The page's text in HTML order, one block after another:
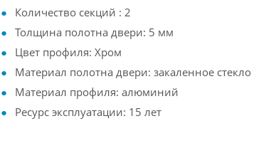
Количество секций : 2
Толщина полотна двери: 5 мм
Цвет профиля: Хром
Материал полотна двери: закаленное стекло
Материал профиля: алюминий
Ресурс эксплуатации: 15 лет